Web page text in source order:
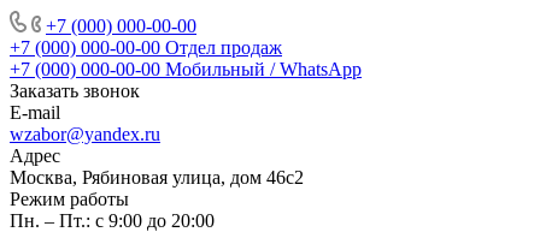
+7 (000) 000-00-00
+7 (000) 000-00-00 Отдел продаж
+7 (000) 000-00-00 Мобильный / WhatsApp
Заказать звонок
E-mail
wzabor@yandex.ru
Адрес
Москва, Рябиновая улица, дом 46с2
Режим работы
Пн. – Пт.: с 9:00 до 20:00